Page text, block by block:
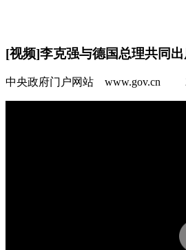
[视频]李克强与德国总理共同
中央政府门户网站 www.gov.cn